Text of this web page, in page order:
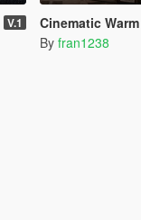
V.1 Cinematic
By fran1238